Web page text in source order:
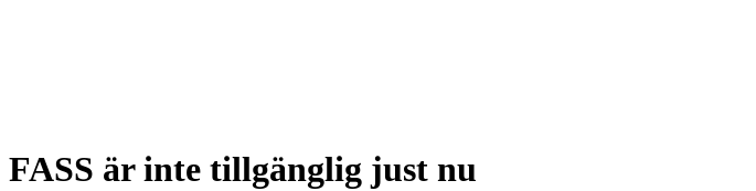
FASS är inte tillgänglig just nu